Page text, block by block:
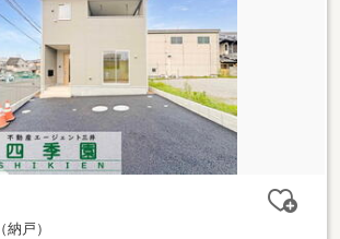
納戸）